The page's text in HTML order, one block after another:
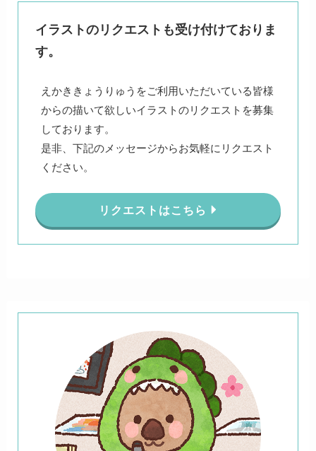
イラストのリクエストも受け付けておりま
す。
えかききょうりゅうをご利用いただいている皆様
からの描いて欲しいイラストのリクエストを募集
しております。
是非、下記のメッセージからお気軽にリクエスト
ください。
リクエストはこちら